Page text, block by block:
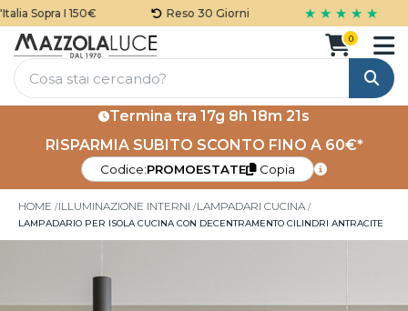
Sopra I 150€ Reso 30 Giorni ★ ★ ★ ★ ★
Cerca
0
Termina tra 17g 8h 18m 21s
RISPARMIA SUBITO SCONTO FINO A 60€*
Codice:PROMOESTATE Copia
HOME ILLUMINAZIONE INTERNI LAMPADARI CUCINA
LAMPADARIO PER ISOLA CUCINA CON DECENTRAMENTO CILINDRI ANTRACITE